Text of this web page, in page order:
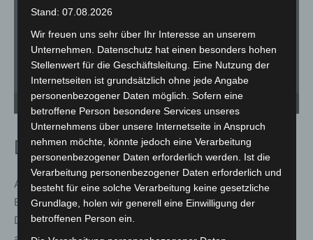
Prof. Dr. Martin Roll, Vorsitzender der Geschäftsführung, Hannover Airport. - ©
Carl-Marcus Müller / LGHNews
DRK zeigt mobiles Krankenhaus
Auch das Deutsche Rote Kreuz reagiert auf veränderte
Bedrohungslagen. Jürgen Christmann, Vizepräsident im
DRK Bundesverband, kündigt für Halle 23 eine Premiere
Stand: 07.08.2026
Wir freuen uns sehr über Ihr Interesse an unserem
Unternehmen. Datenschutz hat einen besonders hohen
Stellenwert für die Geschäftsleitung. Eine Nutzung der
Internetseiten ist grundsätzlich ohne jede Angabe
personenbezogener Daten möglich. Sofern eine
betroffene Person besondere Services unseres
Unternehmens über unsere Internetseite in Anspruch
nehmen möchte, könnte jedoch eine Verarbeitung
personenbezogener Daten erforderlich werden. Ist die
Verarbeitung personenbezogener Daten erforderlich und
besteht für eine solche Verarbeitung keine gesetzliche
Grundlage, holen wir generell eine Einwilligung der
betroffenen Person ein.